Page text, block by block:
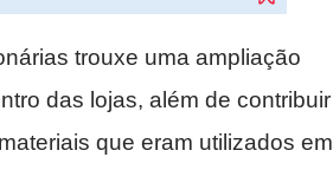
trouxe uma ampliação
das lojas, além de contribuir
que eram utilizados em